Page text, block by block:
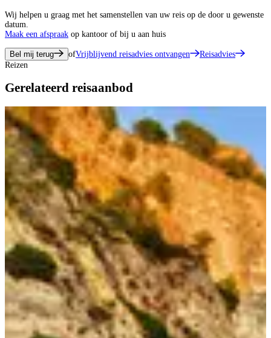
Wij helpen u graag met het samenstellen van uw reis op de door u gewenste
datum.
Maak een afspraak op kantoor of bij u aan huis
Bel mij terug ofVrijblijvend reisadvies ontvangen
Reisadvies
Reizen
Gerelateerd reisaanbod